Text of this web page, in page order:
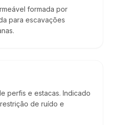
formada por
para escavações
perfis e estacas. Indicado
de ruído e